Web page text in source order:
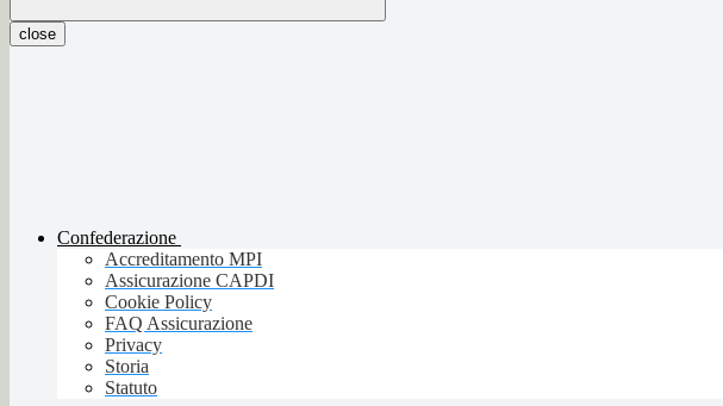
close
Confederazione
Accreditamento MPI
Assicurazione CAPDI
Cookie Policy
FAQ Assicurazione
Privacy
Storia
Statuto